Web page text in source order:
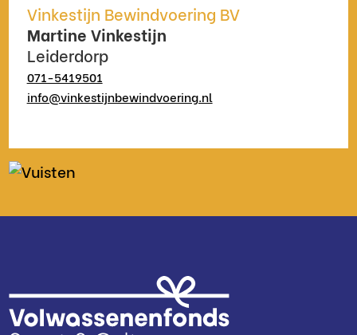
Vinkestijn Bewindvoering BV
Martine Vinkestijn
Leiderdorp
071-5419501
info@vinkestijnbewindvoering.nl